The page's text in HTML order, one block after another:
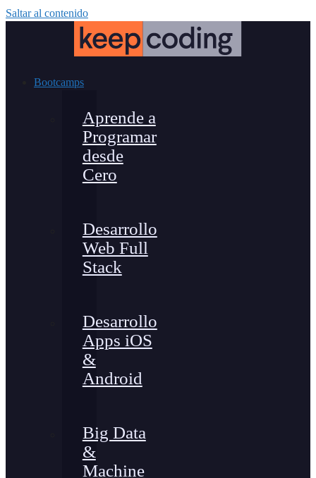
Saltar al contenido
Bootcamps
Aprende a
Programar
desde
Cero
Desarrollo
Web Full
Stack
Desarrollo
Apps iOS
&
Android
Big Data
&
Machine